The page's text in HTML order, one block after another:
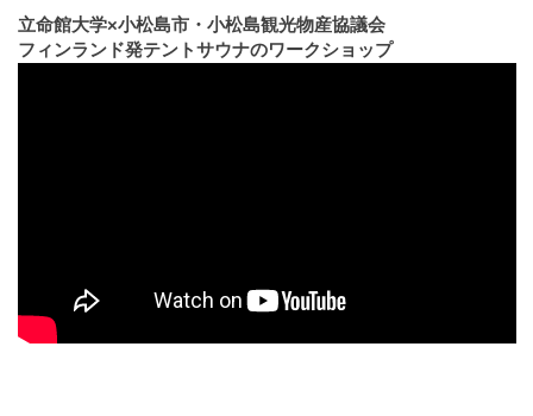
立命館大学×小松島市・小松島観光物産協議会
フィンランド発テントサウナのワークショップ